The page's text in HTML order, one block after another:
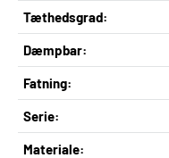
Tæthedsgrad:
Dæmpbar:
Fatning:
Serie:
Materiale: